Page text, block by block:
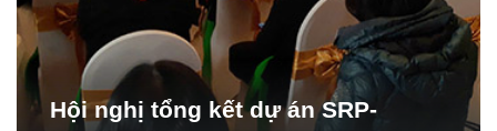
Hội nghị tổng kết dự án SRP-